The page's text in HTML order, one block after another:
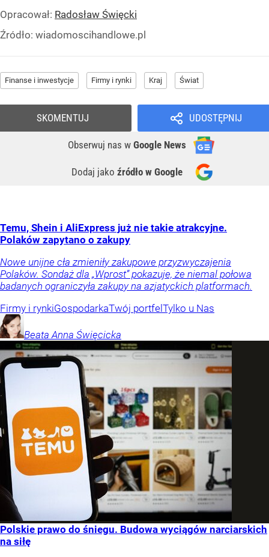
Opracował: Radosław Święcki
Źródło: wiadomoscihandlowe.pl
Finanse i inwestycje Firmy i rynki Kraj Świat
UDOSTĘPNIJ
Obserwuj nas w Google News
Dodaj jako źródło w Google
SKOMENTUJ
Temu, Shein i AliExpress już nie takie atrakcyjne.
Polaków zapytano o zakupy
Nowe unijne cła zmieniły zakupowe przyzwyczajenia
Polaków. Sondaż dla „Wprost” pokazuje, że niemal połowa
badanych ograniczyła zakupy na azjatyckich platformach.
Firmy i rynkiGospodarkaTwój portfel Tylko u Nas
Beata Anna Święcicka
Polskie prawo do śniegu. Budowa wyciągów narciarskich
na siłę